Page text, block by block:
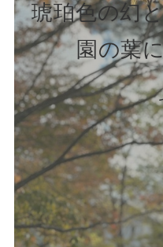
琥珀色の幻
園の葉